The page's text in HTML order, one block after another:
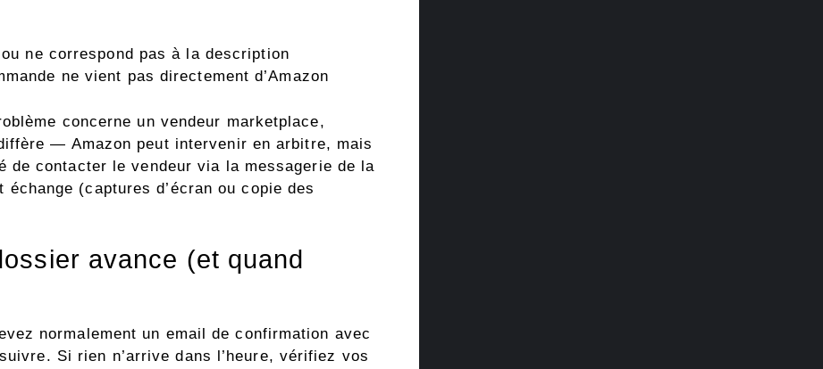
ne correspond pas à la description
ne vient pas directement d’Amazon
concerne un vendeur marketplace,
— Amazon peut intervenir en arbitre, mais
de contacter le vendeur via la messagerie de la
(captures d’écran ou copie des
avance (et quand
normalement un email de confirmation avec
Si rien n’arrive dans l’heure, vérifiez vos